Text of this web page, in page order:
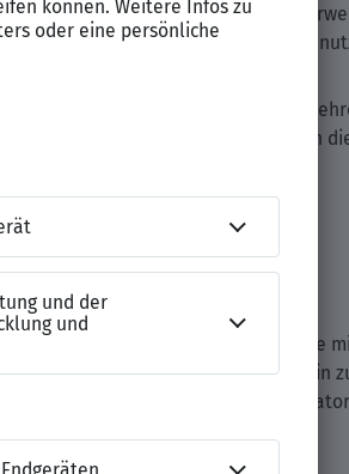
auf den eigenen Content
Youtube, Tiktok oder Instagram zu
Sicht ist es generell ratsam,
eine größere Zielgruppe und kann
man Follower und eine Reichweite
derart attraktiv sein, dass er darin
100 000 Follower kann es für